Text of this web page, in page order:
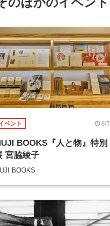
ベント 8/7
BOOKS『人と物』特別
宮脇綾子
BOOKS